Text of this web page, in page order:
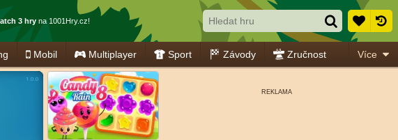
3 hry na 1001Hry.cz!
Mobil Multiplayer Sport Závody Zručnost Více